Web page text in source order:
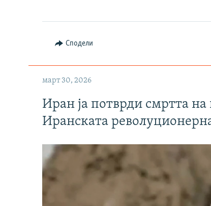
Сподели
март 30, 2026
Иран ја потврди смртта
Иранската